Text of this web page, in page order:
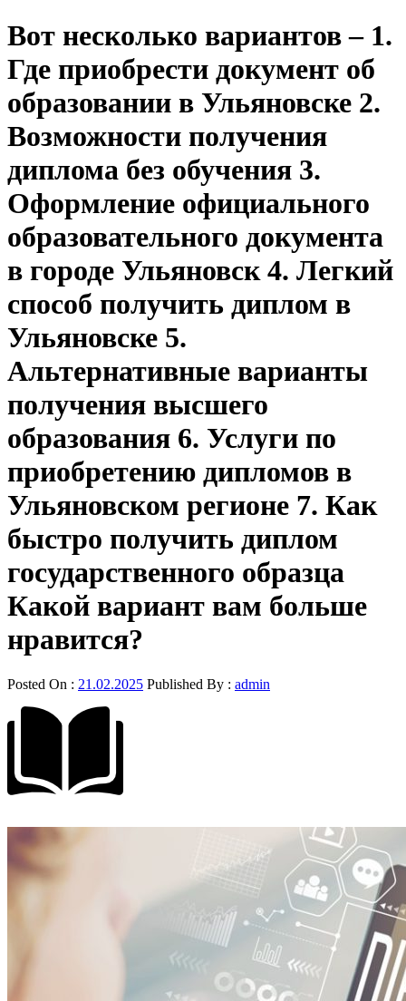
Вот несколько вариантов – 1.
Где приобрести документ об
образовании в Ульяновске 2.
Возможности получения
диплома без обучения 3.
Оформление официального
образовательного документа
в городе Ульяновск 4. Легкий
способ получить диплом в
Ульяновске 5.
Альтернативные варианты
получения высшего
образования 6. Услуги по
приобретению дипломов в
Ульяновском регионе 7. Как
быстро получить диплом
государственного образца
Какой вариант вам больше
нравится?
Posted On : 21.02.2025 Published By : admin